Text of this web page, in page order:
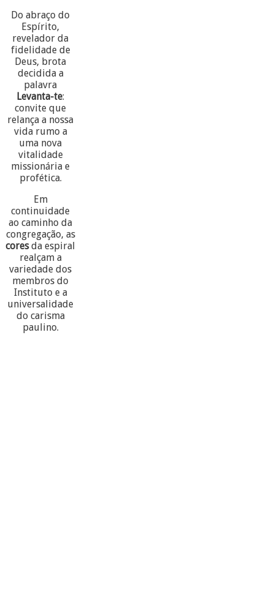
Do abraço do
Espírito,
revelador da
fidelidade de
Deus, brota
decidida a
palavra
Levanta-te:
convite que
relança a nossa
vida rumo a
uma nova
vitalidade
missionária e
profética.
Em
continuidade
ao caminho da
congregação, as
coresda espiral
realçam a
variedade dos
membros do
Instituto e a
universalidade
do carisma
paulino.